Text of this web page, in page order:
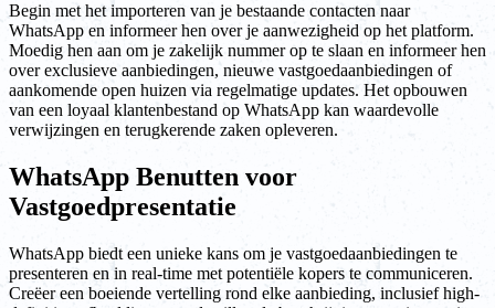
Begin met het importeren van je bestaande contacten naar
WhatsApp en informeer hen over je aanwezigheid op het platform.
Moedig hen aan om je zakelijk nummer op te slaan en informeer hen
over exclusieve aanbiedingen, nieuwe vastgoedaanbiedingen of
aankomende open huizen via regelmatige updates. Het opbouwen
van een loyaal klantenbestand op WhatsApp kan waardevolle
verwijzingen en terugkerende zaken opleveren.
WhatsApp Benutten voor
Vastgoedpresentatie
WhatsApp biedt een unieke kans om je vastgoedaanbiedingen te
presenteren en in real-time met potentiële kopers te communiceren.
Creëer een boeiende vertelling rond elke aanbieding, inclusief high-